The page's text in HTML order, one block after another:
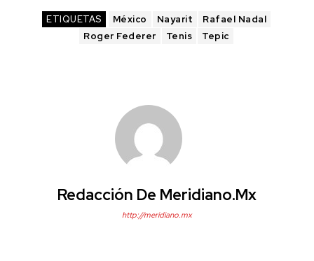
ETIQUETAS México Nayarit
Rafael Nadal
Roger Federer
Tenis Tepic
Redacción De Meridiano.mx
http://meridiano.mx